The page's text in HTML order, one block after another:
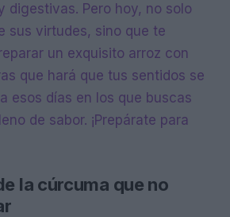
digestivas. Pero hoy, no solo
sus virtudes, sino que te
un exquisito arroz con
que hará que tus sentidos se
esos días en los que buscas
de sabor. ¡Prepárate para
la cúrcuma que no